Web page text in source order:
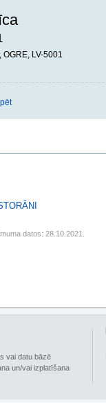
OGRE, LV-5001
datos: 28.10.2021.
vai datu bāzē
un/vai izplatīšana